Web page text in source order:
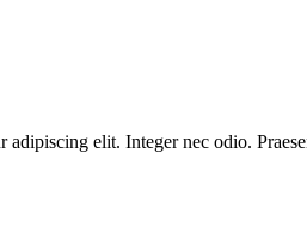
adipiscing elit. Integer nec odio.